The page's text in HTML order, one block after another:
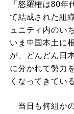
「怒羅権は80年
て結成された組
ュニティ内のい
いま中国本土に
が、どんどん日
に分かれて勢力
くなってきてい
当日も何組か